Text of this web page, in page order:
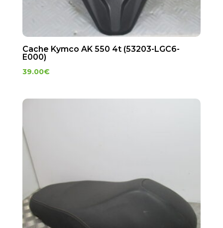
Cache Kymco AK 550 4t (53203-LGC6-
E000)
39.00€